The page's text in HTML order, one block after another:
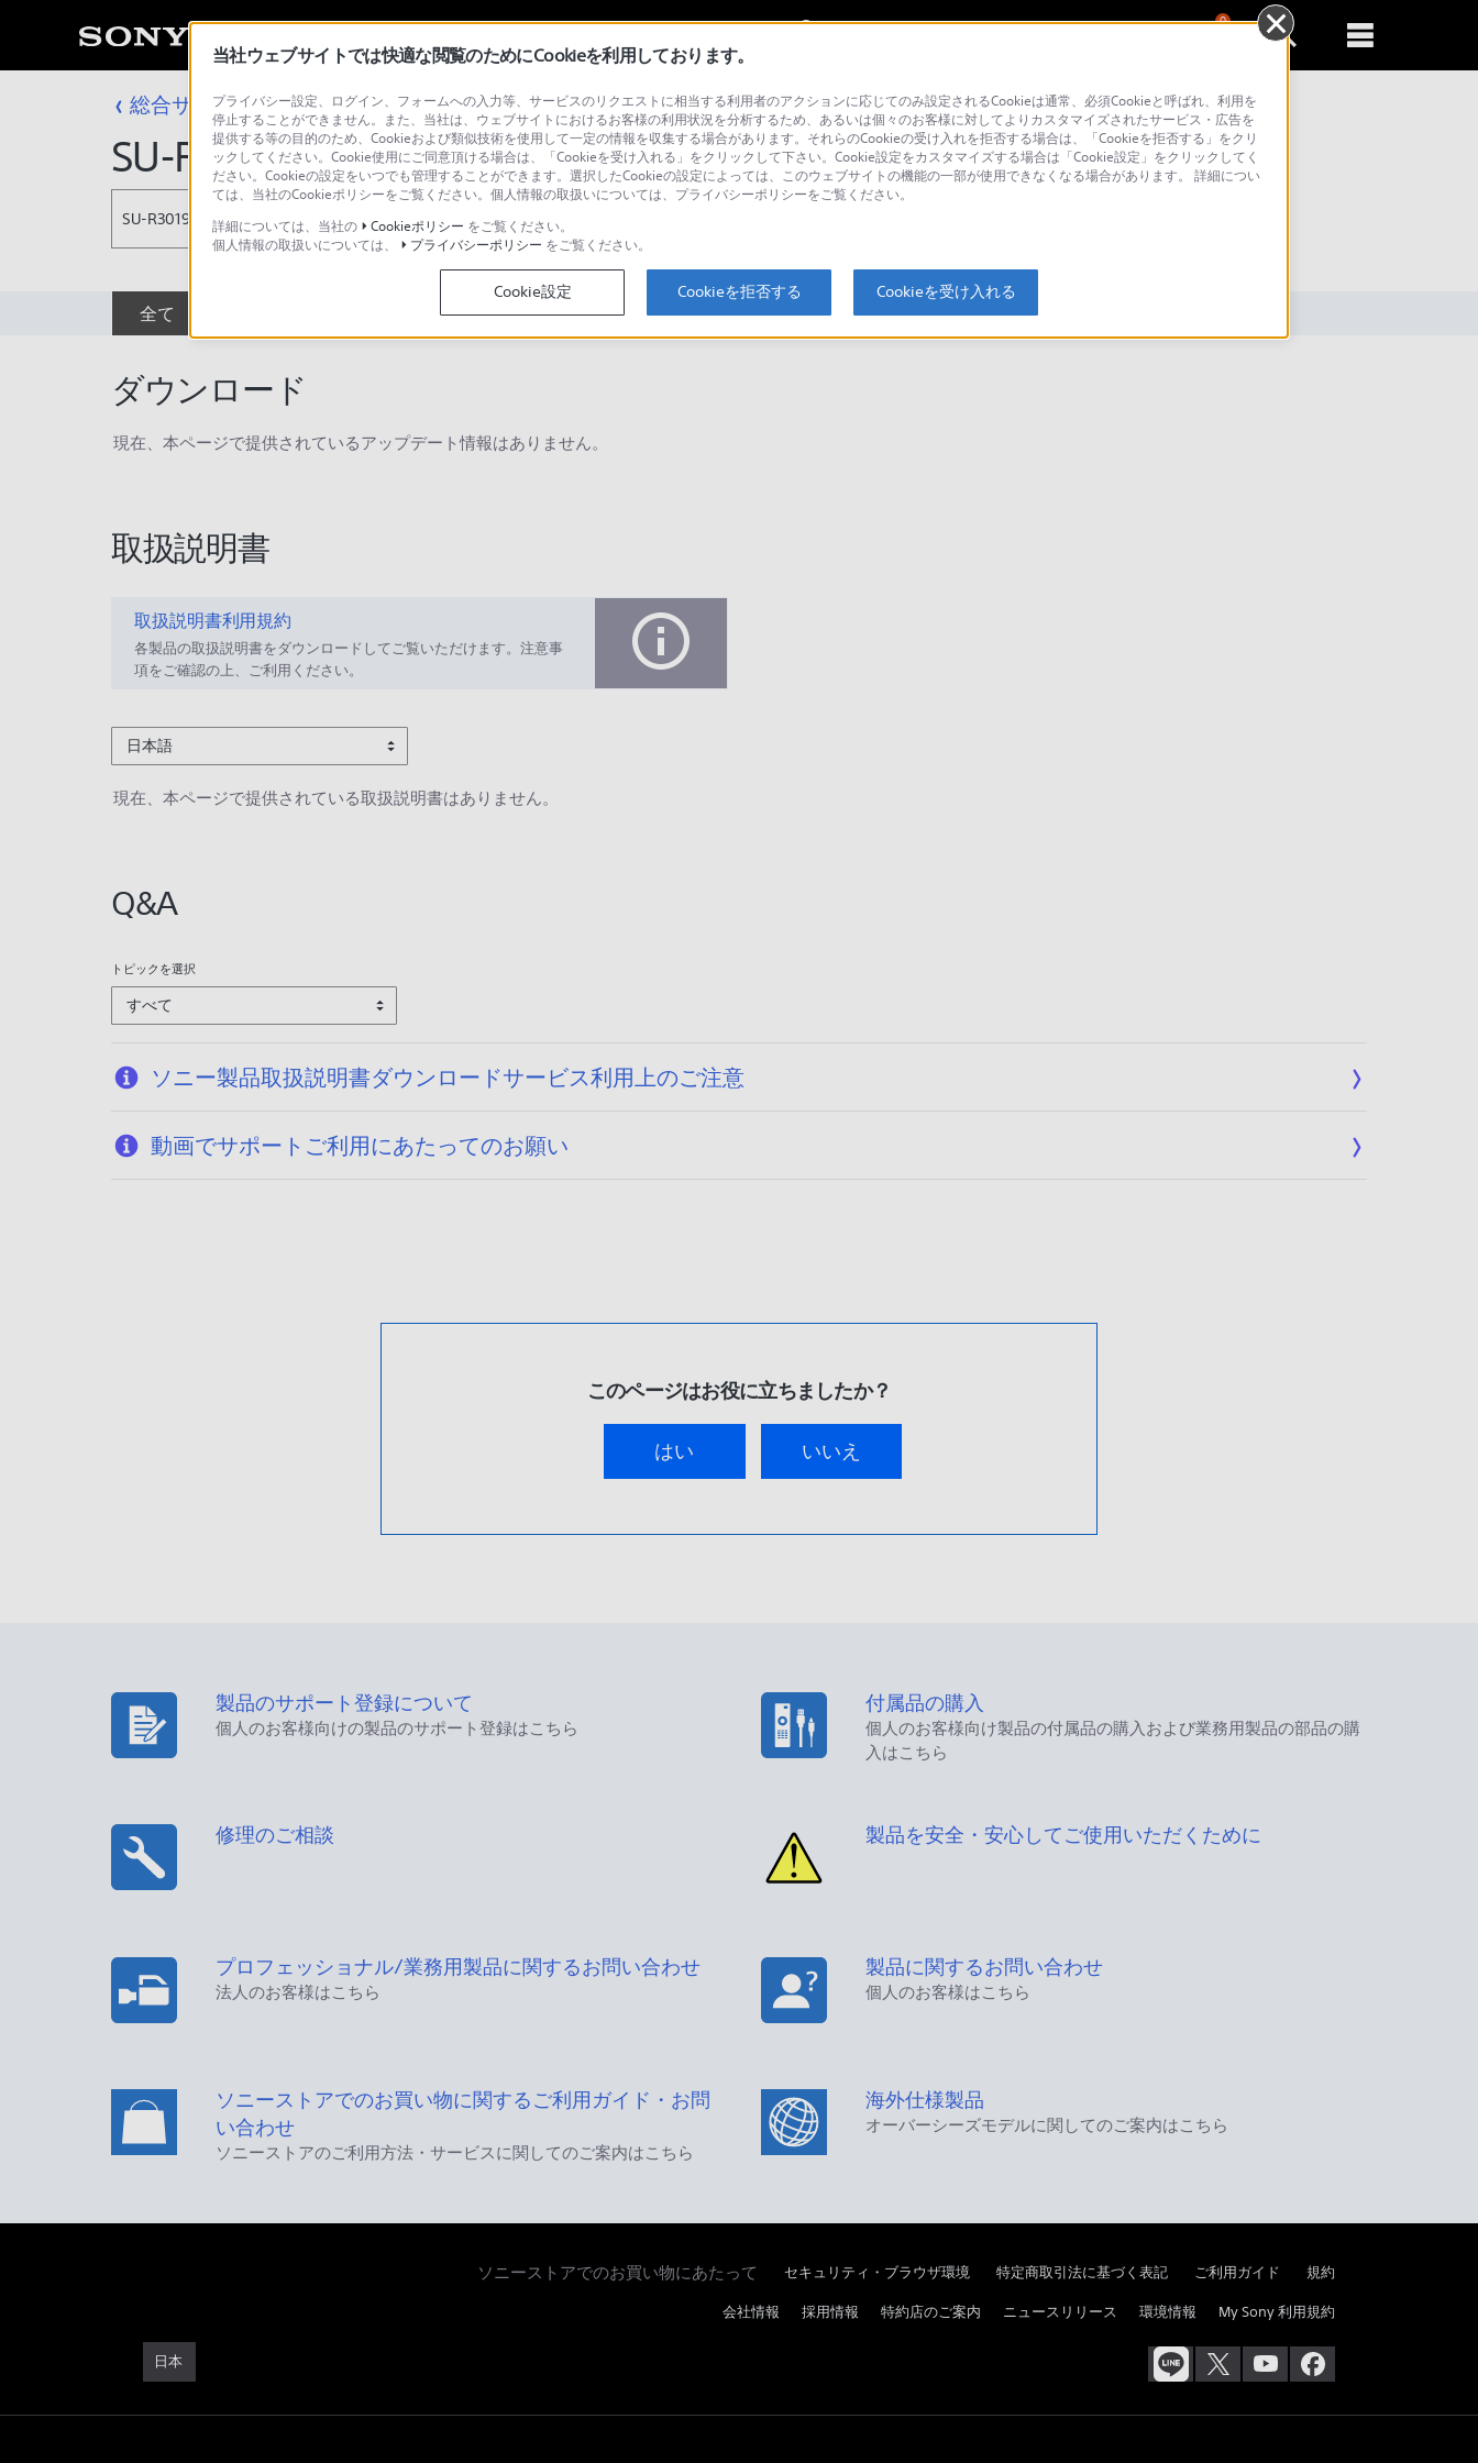
0
総合サポート・お問い合わせ プロフェッショナル／業務用
SU-R3019
SU-R3019
全て 取扱説明書 Q&A
ダウンロード
現在、本ページで提供されているアップデート情報はありません。
取扱説明書
取扱説明書利用規約
各製品の取扱説明書をダウンロードしてご覧いただけます。注意事
項をご確認の上、ご利用ください。
日本語
現在、本ページで提供されている取扱説明書はありません。
Q&A
トピックを選択
すべて
ソニー製品取扱説明書ダウンロードサービス利用上のご注意
動画でサポートご利用にあたってのお願い
このページはお役に立ちましたか？
はい いいえ
製品のサポート登録について
個人のお客様向けの製品のサポート登録はこちら
付属品の購入
個人のお客様向け製品の付属品の購入および業務用製品の部品の購
入はこちら
修理のご相談 製品を安全・安心してご使用いただくために
プロフェッショナル/業務用製品に関するお問い合わせ
法人のお客様はこちら
製品に関するお問い合わせ
個人のお客様はこちら
ソニーストアでのお買い物に関するご利用ガイド・お問
い合わせ
ソニーストアのご利用方法・サービスに関してのご案内はこちら
海外仕様製品
オーバーシーズモデルに関してのご案内はこちら
ソニーストアでのお買い物にあたって セキュリティ・ブラウザ環境 特定商取引法に基づく表記 ご利用ガイド 規約
日本
会社情報 採用情報 特約店のご案内 ニュースリリース 環境情報 My Sony 利用規約
当社ウェブサイトでは快適な閲覧のためにCookieを利用しております。
プライバシー設定、ログイン、フォームへの入力等、サービスのリクエストに相当する利用者のアクションに応じてのみ設定されるCookieは通常、必須Cookieと呼ばれ、利用を
停止することができません。また、当社は、ウェブサイトにおけるお客様の利用状況を分析するため、あるいは個々のお客様に対してよりカスタマイズされたサービス・広告を
提供する等の目的のため、Cookieおよび類似技術を使用して一定の情報を収集する場合があります。それらのCookieの受け入れを拒否する場合は、「Cookieを拒否する」をクリ
ックしてください。Cookie使用にご同意頂ける場合は、「Cookieを受け入れる」をクリックして下さい。Cookie設定をカスタマイズする場合は「Cookie設定」をクリックしてく
ださい。Cookieの設定をいつでも管理することができます。選択したCookieの設定によっては、このウェブサイトの機能の一部が使用できなくなる場合があります。 詳細につい
ては、当社のCookieポリシーをご覧ください。個人情報の取扱いについては、プライバシーポリシーをご覧ください。
詳細については、当社の
Cookieポリシー をご覧ください。
個人情報の取扱いについては、
プライバシーポリシー をご覧ください。
Cookie設定 Cookieを拒否する Cookieを受け入れる